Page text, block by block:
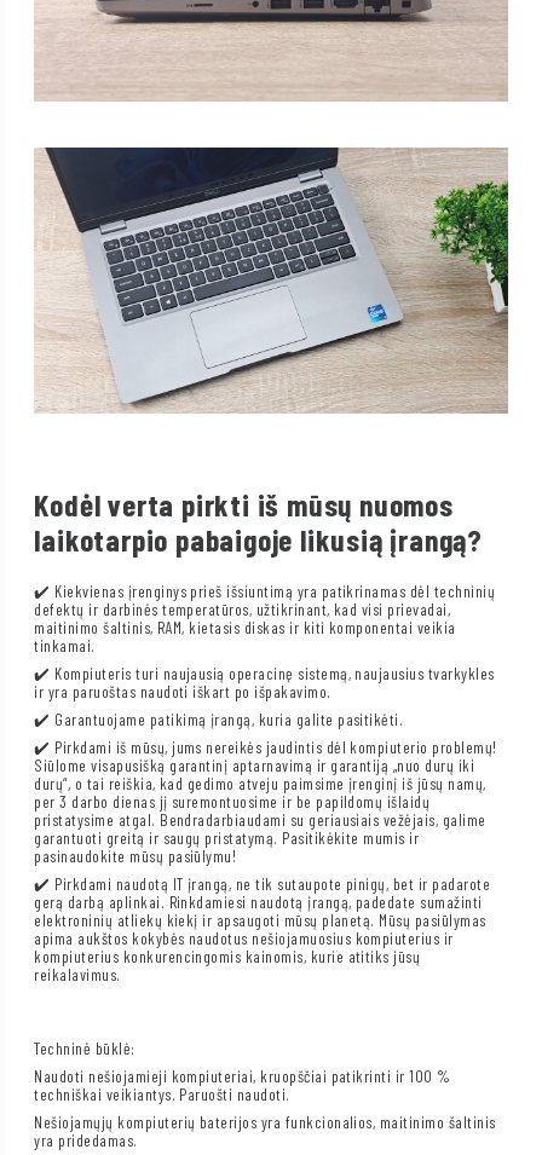
Kodėl verta pirkti iš mūsų nuomos
laikotarpio pabaigoje likusią įrangą?
✔️ Kiekvienas įrenginys prieš išsiuntimą yra patikrinamas dėl techninių
defektų ir darbinės temperatūros, užtikrinant, kad visi prievadai,
maitinimo šaltinis, RAM, kietasis diskas ir kiti komponentai veikia
tinkamai.
✔️ Kompiuteris turi naujausią operacinę sistemą, naujausius tvarkykles
ir yra paruoštas naudoti iškart po išpakavimo.
✔️ Garantuojame patikimą įrangą, kuria galite pasitikėti.
✔️ Pirkdami iš mūsų, jums nereikės jaudintis dėl kompiuterio problemų!
Siūlome visapusišką garantinį aptarnavimą ir garantiją „nuo durų iki
durų“, o tai reiškia, kad gedimo atveju paimsime įrenginį iš jūsų namų,
per 3 darbo dienas jį suremontuosime ir be papildomų išlaidų
pristatysime atgal. Bendradarbiaudami su geriausiais vežėjais, galime
garantuoti greitą ir saugų pristatymą. Pasitikėkite mumis ir
pasinaudokite mūsų pasiūlymu!
✔️ Pirkdami naudotą IT įrangą, ne tik sutaupote pinigų, bet ir padarote
gerą darbą aplinkai. Rinkdamiesi naudotą įrangą, padedate sumažinti
elektroninių atliekų kiekį ir apsaugoti mūsų planetą. Mūsų pasiūlymas
apima aukštos kokybės naudotus nešiojamuosius kompiuterius ir
kompiuterius konkurencingomis kainomis, kurie atitiks jūsų
reikalavimus.
Techninė būklė:
Naudoti nešiojamieji kompiuteriai, kruopščiai patikrinti ir 100 %
techniškai veikiantys. Paruošti naudoti.
Nešiojamųjų kompiuterių baterijos yra funkcionalios, maitinimo šaltinis
yra pridedamas.